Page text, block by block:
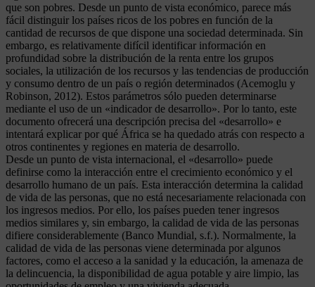
que son pobres. Desde un punto de vista económico, parece más
fácil distinguir los países ricos de los pobres en función de la
cantidad de recursos de que dispone una sociedad determinada. Sin
embargo, es relativamente difícil identificar información en
profundidad sobre la distribución de la renta entre los grupos
sociales, la utilización de los recursos y las tendencias de producción
y consumo dentro de un país o región determinados (Acemoglu y
Robinson, 2012). Estos parámetros sólo pueden determinarse
mediante el uso de un «indicador de desarrollo». Por lo tanto, este
documento ofrecerá una descripción precisa del «desarrollo» e
intentará explicar por qué África se ha quedado atrás con respecto a
otros continentes y regiones en materia de desarrollo.
Desde un punto de vista internacional, el «desarrollo» puede
definirse como la interacción entre el crecimiento económico y el
desarrollo humano de un país. Esta interacción determina la calidad
de vida de las personas, que no está necesariamente relacionada con
los ingresos medios. Por ello, los países pueden tener ingresos
medios similares y, sin embargo, la calidad de vida de las personas
difiere considerablemente (Banco Mundial, s.f.). Normalmente, la
calidad de vida de las personas viene determinada por algunos
factores, como el acceso a la sanidad y la educación, la amenaza de
la delincuencia, la disponibilidad de agua potable y aire limpio, las